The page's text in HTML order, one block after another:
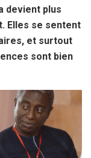
devient plus
Elles se sentent
et surtout
sont bien